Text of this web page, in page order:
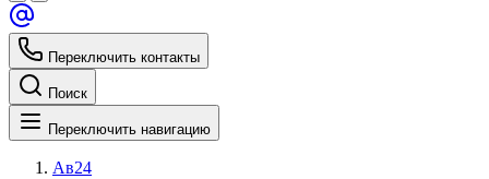
Переключить контакты
Поиск
Переключить навигацию
Ав24